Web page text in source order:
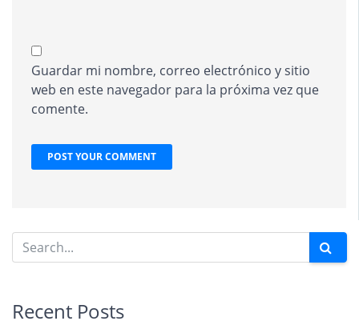
Guardar mi nombre, correo electrónico y sitio
web en este navegador para la próxima vez que
comente.
Recent Posts